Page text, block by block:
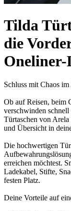
Tilda
die
Oneliner-
Schluss mit Chaos
Ob auf Reisen, beim
verschwinden
Türtaschen von
und Übersicht in
Die hochwertigen
erreichen möchtest.
Ladekabel, Stifte,
festen Platz.
Deine Vorteile auf